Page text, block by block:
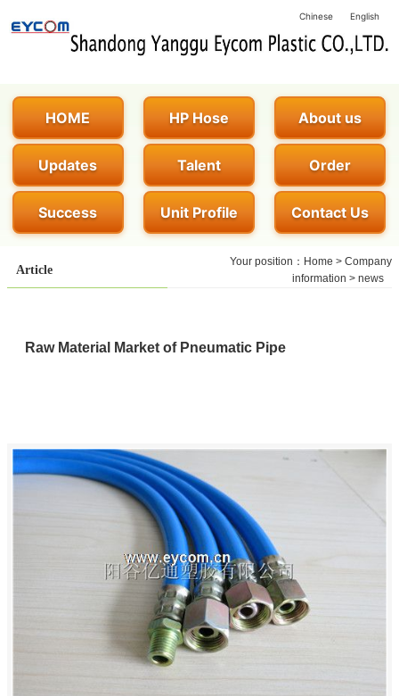
Chinese English
HOME HP Hose About us
Updates Talent Order
Success Unit Profile Contact Us
Article
Your position： Home > Company
information > news
Raw Material Market of Pneumatic Pipe